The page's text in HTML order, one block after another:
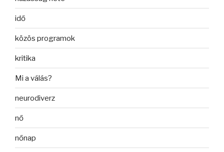
idő
közös programok
kritika
Mi a válás?
neurodiverz
nő
nőnap